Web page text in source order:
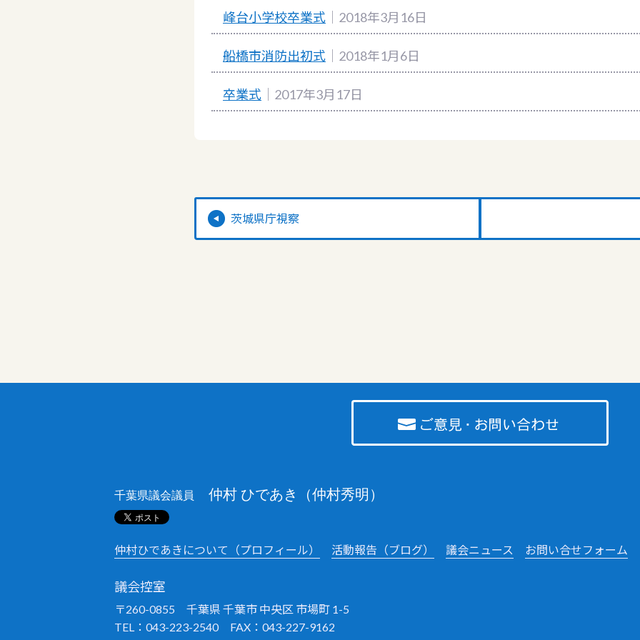
峰台小学校卒業式 ｜2018年3月16日
船橋市消防出初式 ｜2018年1月6日
卒業式 ｜2017年3月17日
茨城県庁視察
千葉県議会議員 仲村 ひであき（仲村秀明）
仲村ひであきについて（プロフィール） 活動報告（ブログ） 議会ニュース お問い合せフォーム
議会控室
〒260-0855 千葉県 千葉市 中央区 市場町 1-5
TEL：043-223-2540 FAX：043-227-9162